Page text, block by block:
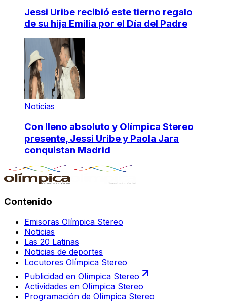
Jessi Uribe recibió este tierno regalo
de su hija Emilia por el Día del Padre
Noticias
Con lleno absoluto y Olímpica Stereo
presente, Jessi Uribe y Paola Jara
conquistan Madrid
Contenido
Emisoras Olímpica Stereo
Noticias
Las 20 Latinas
Noticias de deportes
Locutores Olímpica Stereo
Publicidad en Olímpica Stereo
Actividades en Olímpica Stereo
Programación de Olímpica Stereo